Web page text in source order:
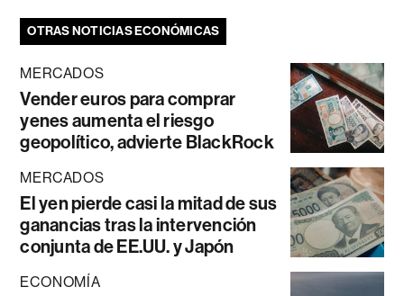
OTRAS NOTICIAS ECONÓMICAS
MERCADOS
Vender euros para comprar
yenes aumenta el riesgo
geopolítico, advierte BlackRock
MERCADOS
El yen pierde casi la mitad de sus
ganancias tras la intervención
conjunta de EE.UU. y Japón
ECONOMÍA